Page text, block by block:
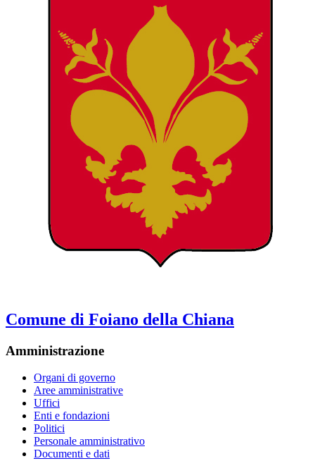
Comune di Foiano della Chiana
Amministrazione
Organi di governo
Aree amministrative
Uffici
Enti e fondazioni
Politici
Personale amministrativo
Documenti e dati